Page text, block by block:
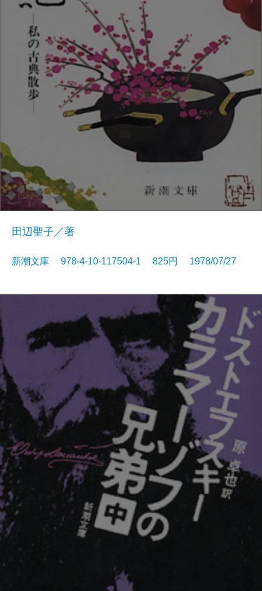
田辺聖子／著
新潮文庫 978-4-10-117504-1 825円 1978/07/27